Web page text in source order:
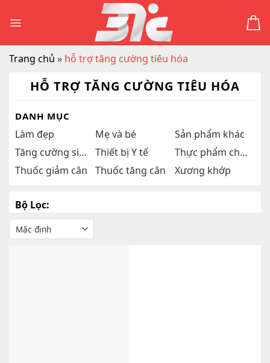
Trang chủ » hỗ trợ tăng cường tiêu hóa
HỖ TRỢ TĂNG CƯỜNG TIÊU HÓA
DANH MỤC
Làm đẹp Mẹ và bé
Sản phẩm khác
Tăng cường sinh lý
Thiết bị Y tế
Thực phẩm chức năng
Thuốc giảm cân
Thuốc tăng cân Xương khớp
Bộ Lọc: